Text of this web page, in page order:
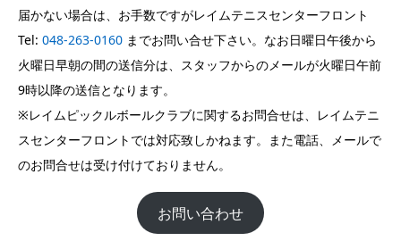
届かない場合は、お手数ですがレイムテニスセンターフロント
Tel: 048-263-0160 までお問い合せ下さい。なお日曜日午後から
火曜日早朝の間の送信分は、スタッフからのメールが火曜日午前
9時以降の送信となります。
※レイムピックルボールクラブに関するお問合せは、レイムテニ
スセンターフロントでは対応致しかねます。また電話、メールで
のお問合せは受け付けておりません。
お問い合わせ